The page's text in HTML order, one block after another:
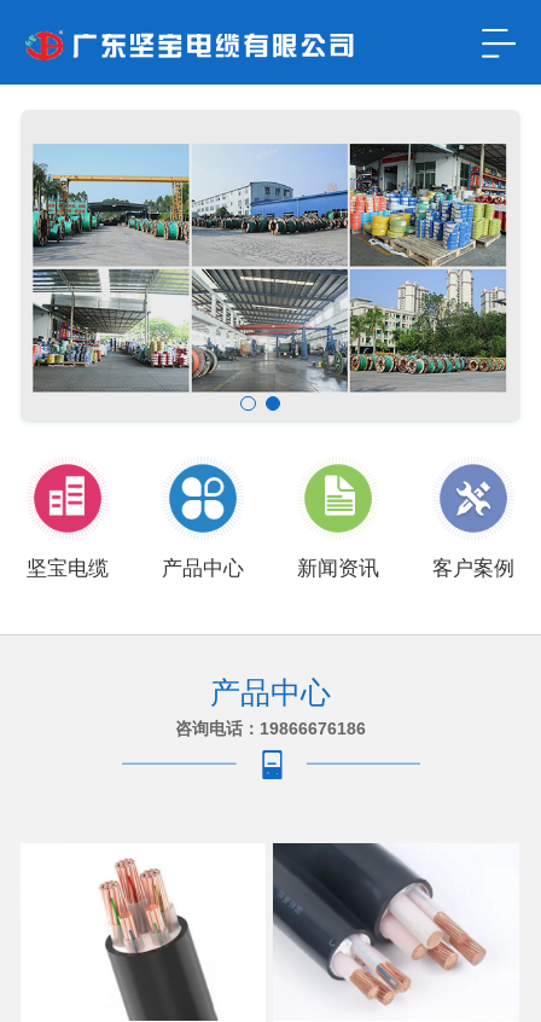
坚宝电缆 产品中心 新闻资讯 客户案例
产品中心
咨询电话：19866676186